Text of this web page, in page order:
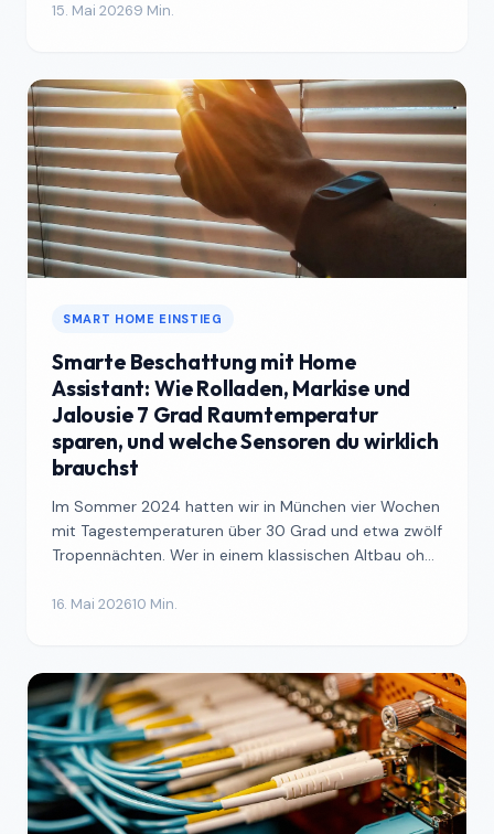
15. Mai 20269 Min.
SMART HOME EINSTIEG
Smarte Beschattung mit Home
Assistant: Wie Rolladen, Markise und
Jalousie 7 Grad Raumtemperatur
sparen, und welche Sensoren du wirklich
brauchst
Im Sommer 2024 hatten wir in München vier Wochen
mit Tagestemperaturen über 30 Grad und etwa zwölf
Tropennächten. Wer in einem klassischen Altbau ohne
16. Mai 202610 Min.